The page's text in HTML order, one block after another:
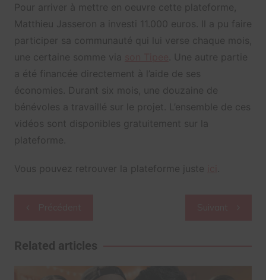
Pour arriver à mettre en oeuvre cette plateforme,
Matthieu Jasseron a investi 11.000 euros. Il a pu faire
participer sa communauté qui lui verse chaque mois,
une certaine somme via
. Une autre partie
a été financée directement à l’aide de ses
économies. Durant six mois, une douzaine de
bénévoles a travaillé sur le projet. L’ensemble de ces
vidéos sont disponibles gratuitement sur la
plateforme.
Vous pouvez retrouver la plateforme juste
l’article
Related articles